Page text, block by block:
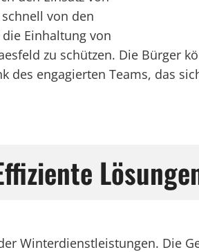
von den
Einhaltung von
zu schützen. Die Bürger
engagierten Teams, das
Winterdienstleistungen. Die